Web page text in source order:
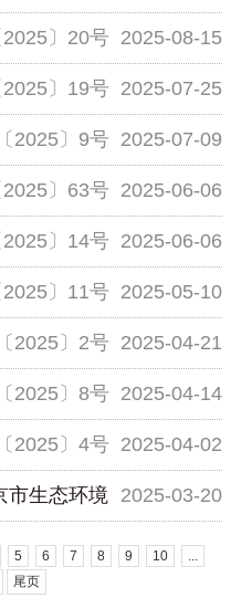
市生态环境科技专项项
通告
2025-08-15
〕20号
京津冀环境损害司法鉴
北京地区）专...
2025-07-25
〕19号
重点碳排放单位和一般
2025-07-09
2025〕9号
案》的通知 2025-06-06
〕63号
技术项目和典型案例的
2025-06-06
〕14号
重点碳排放单位抽查工
2025-05-10
〕11号
年度本市纳入全国碳排
行业重点排放单...
2025-04-21
2025〕2号
关于发布《北京市碳排
理规则》的通告
2025-04-14
2025〕8号
市低碳试点优秀项目的
2025-04-02
2025〕4号
年本市碳排放单位管
通知
2025-03-20
市生态环境
管理局关于对部分载货
5 6 7 8 9 10
...
尾页